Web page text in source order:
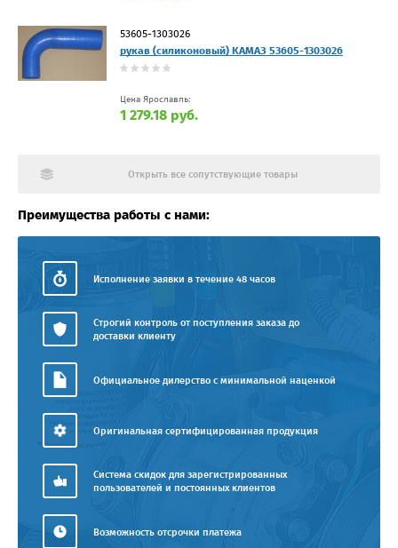
53605-1303026
рукав (силиконовый) КАМАЗ 53605-1303026
Цена Ярославль:
1 279.18 руб.
Открыть все сопутствующие товары
Преимущества работы с нами:
Исполнение заявки в течение 48 часов
Строгий контроль от поступления заказа до
доставки клиенту
Официальное дилерство с минимальной наценкой
Оригинальная сертифицированная продукция
Система скидок для зарегистрированных
пользователей и постоянных клиентов
Возможность отсрочки платежа